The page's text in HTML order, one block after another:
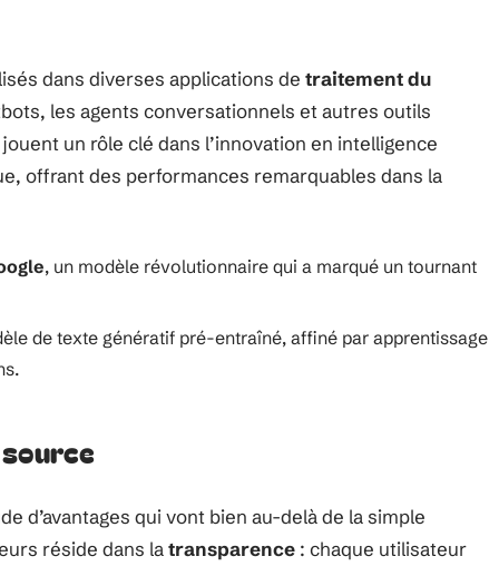
dans diverses applications de traitement du
les agents conversationnels et autres outils
un rôle clé dans l’innovation en intelligence
offrant des performances remarquables dans la
, un modèle révolutionnaire qui a marqué un tournant
de texte génératif pré-entraîné, affiné par apprentissage
d’avantages qui vont bien au-delà de la simple
réside dans latransparence : chaque utilisateur